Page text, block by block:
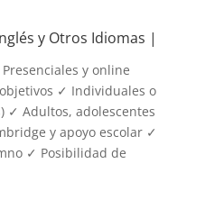
y Otros Idiomas |
Presenciales y online
✓ Individuales o
✓ Adultos, adolescentes
y apoyo escolar ✓
✓ Posibilidad de